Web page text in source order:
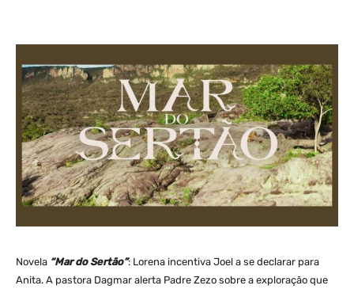
Novela “Mar do Sertão”: Lorena incentiva Joel a se declarar para
Anita. A pastora Dagmar alerta Padre Zezo sobre a exploração que